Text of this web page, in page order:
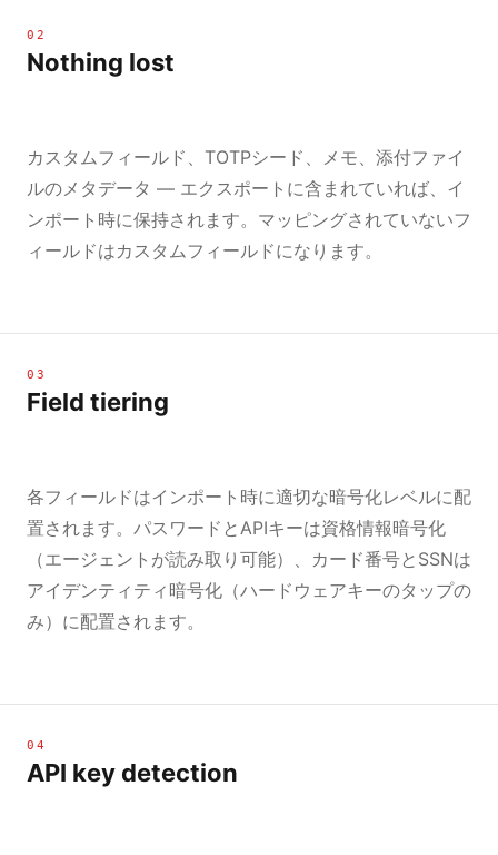
02
Nothing lost
カスタムフィールド、TOTPシード、メモ、添付ファイ
ルのメタデータ — エクスポートに含まれていれば、イ
ンポート時に保持されます。マッピングされていないフ
ィールドはカスタムフィールドになります。
03
Field tiering
各フィールドはインポート時に適切な暗号化レベルに配
置されます。パスワードとAPIキーは資格情報暗号化
（エージェントが読み取り可能）、カード番号とSSNは
アイデンティティ暗号化（ハードウェアキーのタップの
み）に配置されます。
04
API key detection